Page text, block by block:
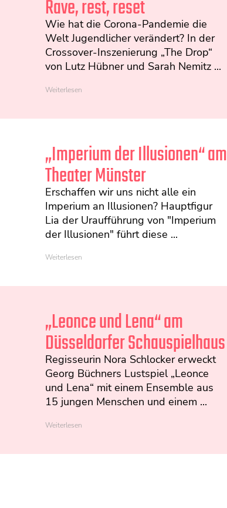
Rave, rest, reset
Wie hat die Corona-Pandemie die
Welt Jugendlicher verändert? In der
Crossover-Inszenierung „The Drop“
von Lutz Hübner und Sarah Nemitz ...
Weiterlesen
„Imperium der Illusionen“ am
Theater Münster
Erschaffen wir uns nicht alle ein
Imperium an Illusionen? Hauptfigur
Lia der Uraufführung von "Imperium
der Illusionen" führt diese ...
Weiterlesen
„Leonce und Lena“ am
Düsseldorfer Schauspielhaus
Regisseurin Nora Schlocker erweckt
Georg Büchners Lustspiel „Leonce
und Lena“ mit einem Ensemble aus
15 jungen Menschen und einem ...
Weiterlesen